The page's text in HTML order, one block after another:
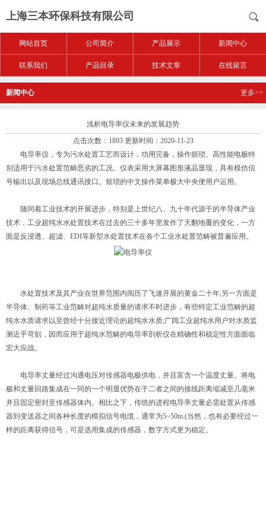
上海三本环保科技有限公司
网站首页 公司简介 产品展示 新闻中心
联系我们 产品目录 技术文章 在线留言
新闻中心 更多>>
浅析电导率仪未来的发展趋势
点击次数：1893 更新时间：2020-11-23
电导率仪 ，专为污水处置工艺而设计，功用完备，操作烦琐。高性能电极特
别适用于污水处置范畴恶劣的工况。仪表采用大屏幕图形液晶显现，具有模仿信
号输出以及现场总线通讯接口。烦琐的中文操作菜单极大中央便用户运用。
随同着工业技术的开展进步，特别是上世纪八、九十年代源于的半导体产业
技术，工业超纯水水处置技术在过去的三十多年里发作了天翻地覆的变化，一方
面是反浸透、超滤、EDI等新型水处置技术在各个工业水处置范畴被普遍应用。
水处置技术及其产业在世界范围内阅历了飞速开展的黄金二十年;另一方面是
半导体、制药等工业范畴对超纯水质量的请求不时进步，有些特定工业范畴的超
纯水水质请求以至曾经十分接近理论的超纯水水质;广阔工业超纯水用户对水质监
测近乎苛刻，因而应用于超纯水范畴的电导率剖析仪在精确性和稳定性方面面临
宏大应战。
电导率丈量经过沟通电压对传感器电极供电，并且富含一个温度丈量。将电
极和丈量回路集成在一同的一个明显优势在于二者之间的接线距离缩减至几毫米
并且固定密封至传感器体内。相比之下，传统的进程电导率丈量必需处置从传感
器到变送器之间各种长度的模拟信号电缆，通常为5~50m.(当然，也有必要经过一
样的距离获得信号，可是选用集成的传感器，数字方式更为稳定。